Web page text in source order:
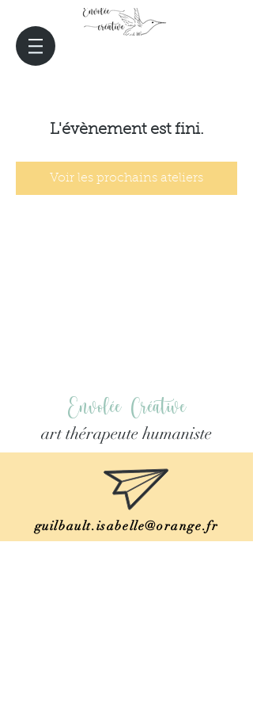
L'évènement est fini.
Voir les prochains ateliers
Envolée Créative
art thérapeute humaniste
guilbault.isabelle@orange.fr